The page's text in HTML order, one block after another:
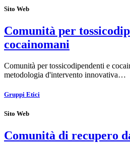
Sito Web
Comunità per
cocainomani
Comunità per tossicodipendenti e
metodologia d'intervento innovativa…
Gruppi Etici
Sito Web
Comunità di recupero